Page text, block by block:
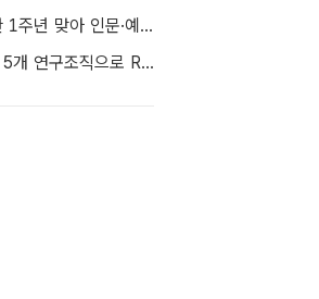
강동중앙도서관, 개관 1주년 맞아 인문·예술 행사 마련 [TF사진관]
세라젬, 기술·임상 등 5개 연구조직으로 R&D 역량 강화